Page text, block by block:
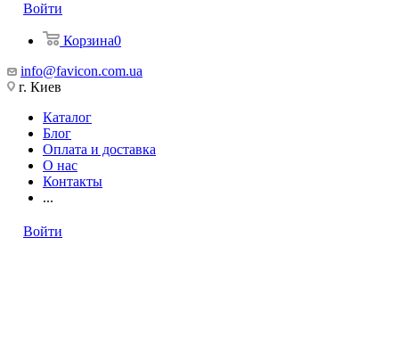
Войти
Корзина0
info@favicon.com.ua
г. Киев
Каталог
Блог
Оплата и доставка
О нас
Контакты
...
Войти